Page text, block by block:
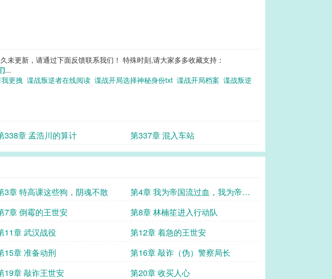
未更新，请通过下面反馈联系我们！ 特殊时刻,请大家多多收藏支持：
...
更拽 谍战叛逆者在线阅读 谍战开局选择神秘身份txt 谍战开局档案 谍战叛逆
338章 孟浩川的算计 第337章 混入车站
3章 特高课这些狗，阴魂不散
第4章 我为帝国流过血，我为帝国
抗过枪，我为帝国立过功
7章 倒霉的王世安
第8章 林楠笙进入行动队
11章 武汉战役
第12章 着急的王世安
15章 准备动刑
第16章 敲诈（伪）警察局长
19章 敲诈王世安 第20章 收买人心